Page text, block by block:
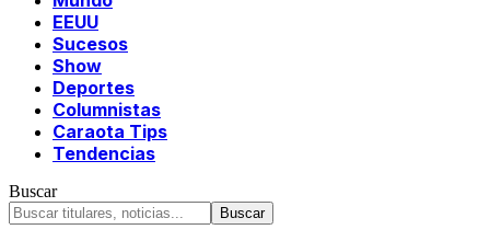
EEUU
Sucesos
Show
Deportes
Columnistas
Caraota Tips
Tendencias
Buscar